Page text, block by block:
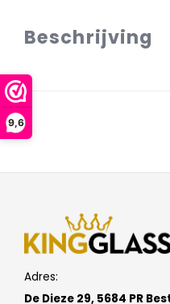
9,6
Beschrijving
Adres:
De Dieze 29, 5684 PR